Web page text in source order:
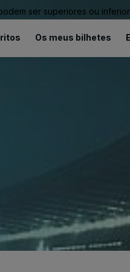
ser superiores ou
Os meus bilhetes